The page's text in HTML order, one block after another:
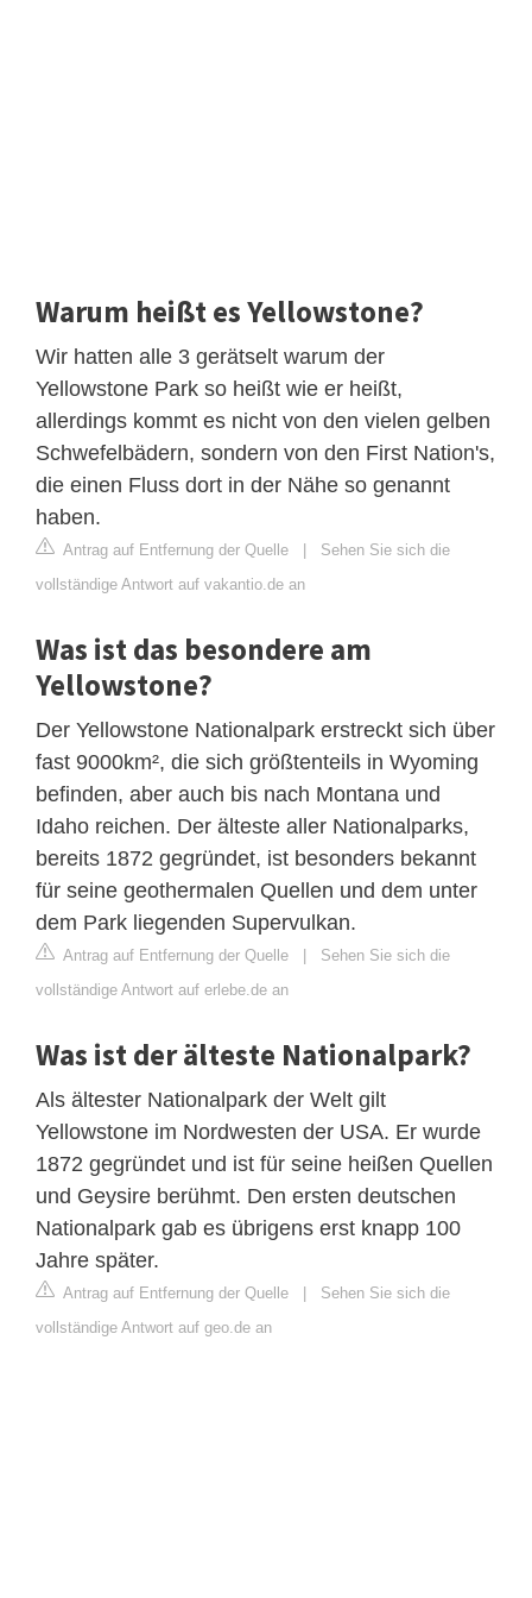
Warum heißt es Yellowstone?
Wir hatten alle 3 gerätselt warum der
Yellowstone Park so heißt wie er heißt,
allerdings kommt es nicht von den vielen gelben
Schwefelbädern, sondern von den First Nation's,
die einen Fluss dort in der Nähe so genannt
haben.
Antrag auf Entfernung der Quelle | Sehen Sie sich die
vollständige Antwort auf vakantio.de an
Was ist das besondere am
Yellowstone?
Der Yellowstone Nationalpark erstreckt sich über
fast 9000km², die sich größtenteils in Wyoming
befinden, aber auch bis nach Montana und
Idaho reichen. Der älteste aller Nationalparks,
bereits 1872 gegründet, ist besonders bekannt
für seine geothermalen Quellen und dem unter
dem Park liegenden Supervulkan.
Antrag auf Entfernung der Quelle | Sehen Sie sich die
vollständige Antwort auf erlebe.de an
Was ist der älteste Nationalpark?
Als ältester Nationalpark der Welt gilt
Yellowstone im Nordwesten der USA. Er wurde
1872 gegründet und ist für seine heißen Quellen
und Geysire berühmt. Den ersten deutschen
Nationalpark gab es übrigens erst knapp 100
Jahre später.
Antrag auf Entfernung der Quelle | Sehen Sie sich die
vollständige Antwort auf geo.de an